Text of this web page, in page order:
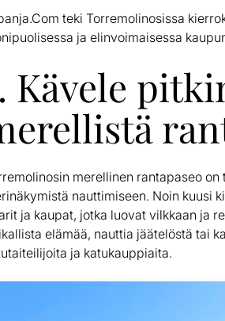
teki Torremolinosissa
ja elinvoimaisessa
Kävele
merellinen rantapaseo
nauttimiseen. Noin kuusi
ja kaupat, jotka luovat vilkkaan ja
elämää, nauttia jäätelöstä tai
ja katukauppiaita.